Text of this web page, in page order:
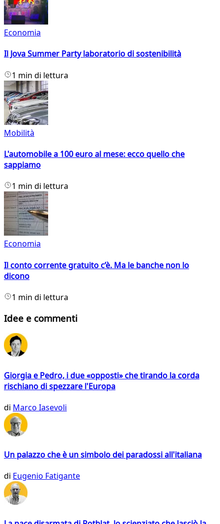
Economia
Il Jova Summer Party laboratorio di sostenibilità
1 min di lettura
Mobilità
L'automobile a 100 euro al mese: ecco quello che
sappiamo
1 min di lettura
Economia
Il conto corrente gratuito c’è. Ma le banche non lo
dicono
1 min di lettura
Idee e commenti
Giorgia e Pedro, i due «opposti» che tirando la corda
rischiano di spezzare l'Europa
di Marco Iasevoli
Un palazzo che è un simbolo dei paradossi all'italiana
di Eugenio Fatigante